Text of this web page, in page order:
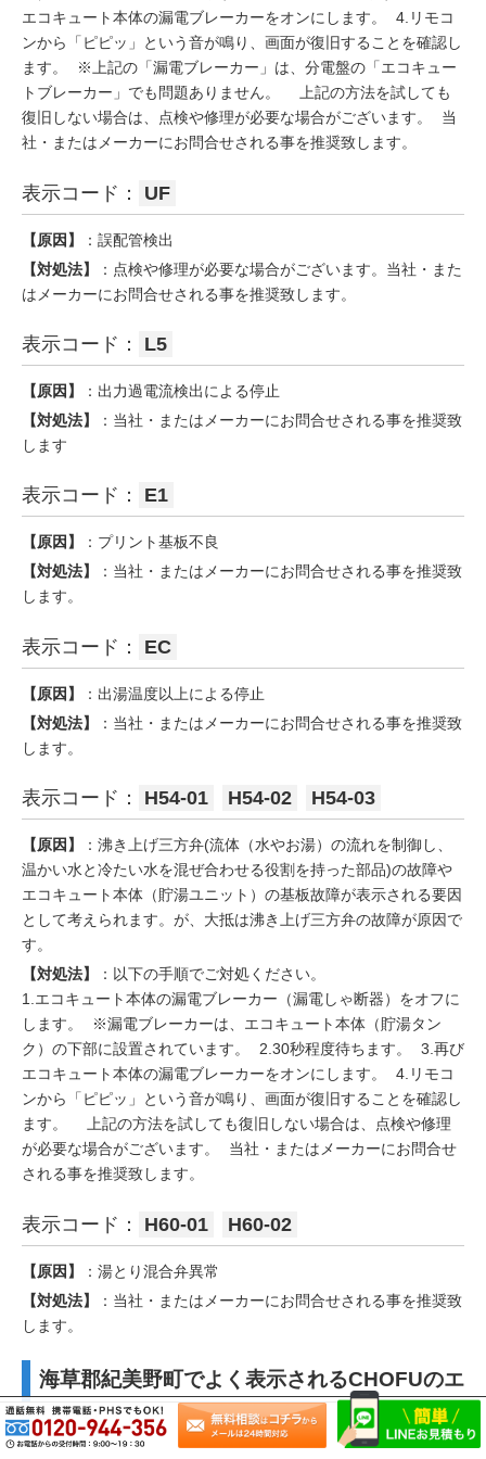
エコキュート本体の漏電ブレーカーをオンにします。 4.リモコ
ンから「ピピッ」という音が鳴り、画面が復旧することを確認し
ます。 ※上記の「漏電ブレーカー」は、分電盤の「エコキュー
トブレーカー」でも問題ありません。 上記の方法を試しても
復旧しない場合は、点検や修理が必要な場合がございます。 当
社・またはメーカーにお問合せされる事を推奨致します。
表示コード： UF
【原因】
：誤配管検出
【対処法】
：点検や修理が必要な場合がございます。当社・また
はメーカーにお問合せされる事を推奨致します。
表示コード： L5
【原因】
：出力過電流検出による停止
【対処法】
：当社・またはメーカーにお問合せされる事を推奨致
します
表示コード： E1
【原因】
：プリント基板不良
【対処法】
：当社・またはメーカーにお問合せされる事を推奨致
します。
表示コード： EC
【原因】
：出湯温度以上による停止
【対処法】
：当社・またはメーカーにお問合せされる事を推奨致
します。
表示コード： H54-01 H54-02 H54-03
【原因】
：沸き上げ三方弁(流体（水やお湯）の流れを制御し、
温かい水と冷たい水を混ぜ合わせる役割を持った部品)の故障や
エコキュート本体（貯湯ユニット）の基板故障が表示される要因
として考えられます。が、大抵は沸き上げ三方弁の故障が原因で
す。
【対処法】
：以下の手順でご対処ください。
1.エコキュート本体の漏電ブレーカー（漏電しゃ断器）をオフに
します。 ※漏電ブレーカーは、エコキュート本体（貯湯タン
ク）の下部に設置されています。 2.30秒程度待ちます。 3.再び
エコキュート本体の漏電ブレーカーをオンにします。 4.リモコ
ンから「ピピッ」という音が鳴り、画面が復旧することを確認し
ます。 上記の方法を試しても復旧しない場合は、点検や修理
が必要な場合がございます。 当社・またはメーカーにお問合せ
される事を推奨致します。
表示コード： H60-01 H60-02
【原因】
：湯とり混合弁異常
【対処法】
：当社・またはメーカーにお問合せされる事を推奨致
します。
海草郡紀美野町でよく表示されるCHOFUのエ
ラーコード